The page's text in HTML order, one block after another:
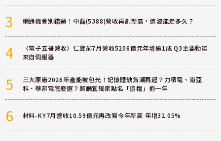
3 網通機會別錯過！中磊(5388)營收再創新高，這波能走多久？
4
〈電子五哥營收〉仁寶前7月營收5206億元年增逾1成 Q3主要動能
來自伺服器
5
三大原廠2026年產能被包光！記憶體缺貨潮再起？力積電、南亞
科、華邦電怎麼選？鄭廳宜獨家點名「這檔」抱一年
6 材料-KY7月營收10.59億元再改寫今年新高 年增32.05%